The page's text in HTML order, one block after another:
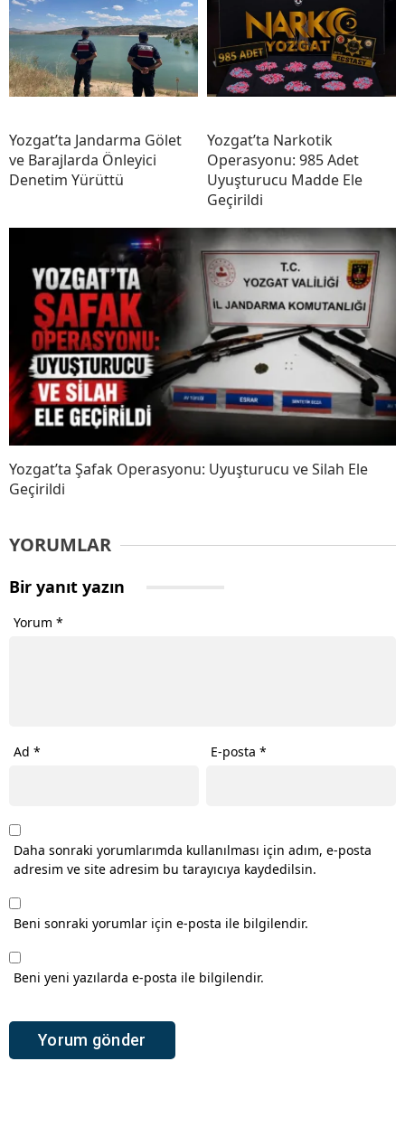
Yozgat’ta Jandarma Gölet
ve Barajlarda Önleyici
Denetim Yürüttü
Yozgat’ta Narkotik
Operasyonu: 985 Adet
Uyuşturucu Madde Ele
Geçirildi
Yozgat’ta Şafak Operasyonu: Uyuşturucu ve Silah Ele
Geçirildi
YORUMLAR
Bir yanıt yazın
Yorum *
Ad * E-posta*
Daha sonraki yorumlarımda kullanılması için adım, e-posta
adresim ve site adresim bu tarayıcıya kaydedilsin.
Beni sonraki yorumlar için e-posta ile bilgilendir.
Beni yeni yazılarda e-posta ile bilgilendir.